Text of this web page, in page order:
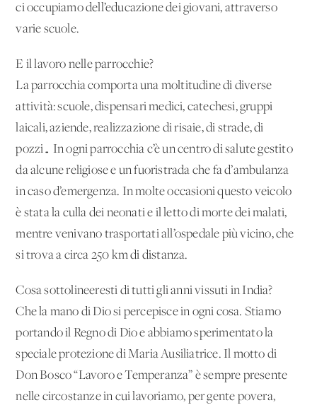
ci occupiamo dell’educazione dei giovani, attraverso
varie scuole.
E il lavoro nelle parrocchie?
La parrocchia comporta una moltitudine di diverse
attività: scuole, dispensari medici, catechesi, gruppi
laicali, aziende, realizzazione di risaie, di strade, di
pozzi… In ogni parrocchia c’è un centro di salute gestito
da alcune religiose e un fuoristrada che fa d’ambulanza
in caso d’emergenza. In molte occasioni questo veicolo
è stata la culla dei neonati e il letto di morte dei malati,
mentre venivano trasportati all’ospedale più vicino, che
si trova a circa 250 km di distanza.
Cosa sottolineeresti di tutti gli anni vissuti in India?
Che la mano di Dio si percepisce in ogni cosa. Stiamo
portando il Regno di Dio e abbiamo sperimentato la
speciale protezione di Maria Ausiliatrice. Il motto di
Don Bosco “Lavoro e Temperanza” è sempre presente
nelle circostanze in cui lavoriamo, per gente povera,